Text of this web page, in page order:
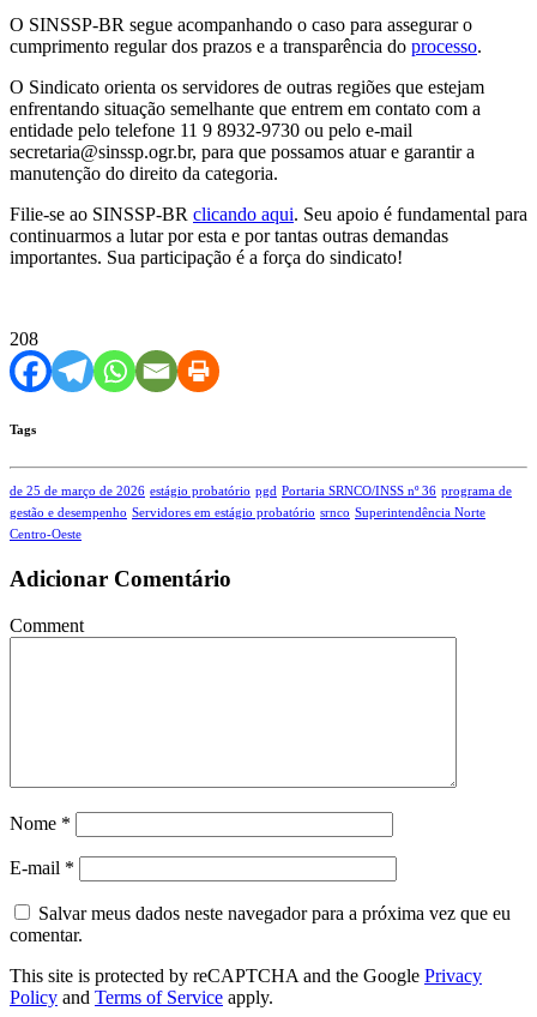
O SINSSP-BR segue acompanhando o caso para assegurar o
cumprimento regular dos prazos e a transparência do processo.
O Sindicato orienta os servidores de outras regiões que estejam
enfrentando situação semelhante que entrem em contato com a
entidade pelo telefone 11 9 8932-9730 ou pelo e-mail
secretaria@sinssp.ogr.br, para que possamos atuar e garantir a
manutenção do direito da categoria.
Filie-se ao SINSSP-BR clicando aqui. Seu apoio é fundamental para
continuarmos a lutar por esta e por tantas outras demandas
importantes. Sua participação é a força do sindicato!
208
Tags
de 25 de março de 2026 estágio probatório pgd Portaria SRNCO/INSS nº 36 programa de
gestão e desempenho Servidores em estágio probatório srnco Superintendência Norte
Centro-Oeste
Adicionar Comentário
Comment
Nome *
E-mail *
Salvar meus dados neste navegador para a próxima vez que eu
comentar.
This site is protected by reCAPTCHA and the Google Privacy
Policy and Terms of Service apply.